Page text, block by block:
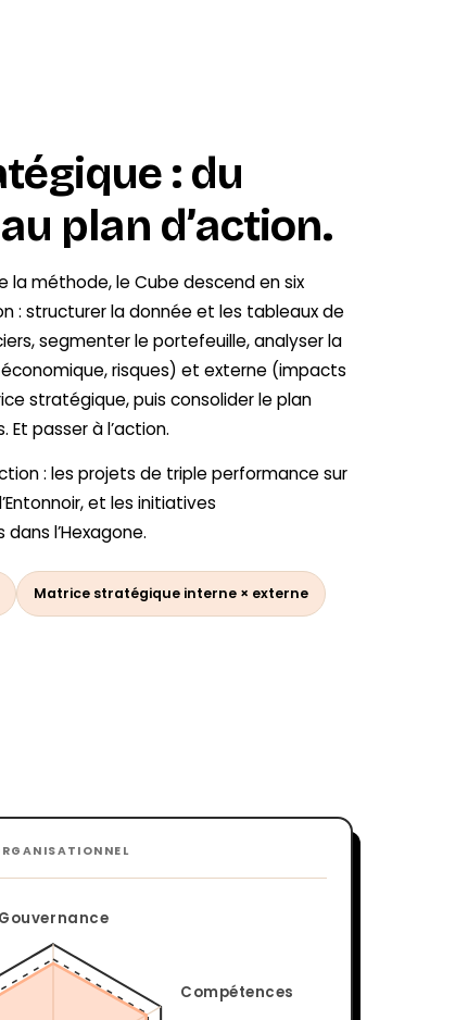
: du
plan d’action.
la méthode, le Cube descend en six
: structurer la donnée et les tableaux de
segmenter le portefeuille, analyser la
risques) et externe (impacts
stratégique, puis consolider le plan
passer à l’action.
: les projets de triple performance sur
et les initiatives
l’Hexagone.
Matrice stratégique interne × externe
Gouvernance
Compétences